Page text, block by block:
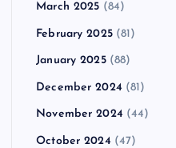
March 2025 (84)
February 2025(81)
January 2025(88)
December 2024 (81)
November 2024 (44)
October 2024 (47)